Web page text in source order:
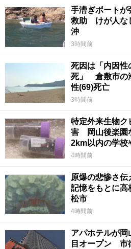
手漕ぎボート
救助 けが人な
沖
3時間前
死因は「内因性
死」 倉敷市の
性(69)死亡
3時間前
特定外来生物ク
害 岡山後楽園
2km以内の学校
4時間前
原爆の悲惨さ
記憶をもとに
松市
4時間前
アパホテルが岡
目オープン 市